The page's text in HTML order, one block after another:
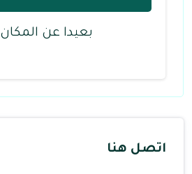
بعيدا عن المكان 5.0
اتصل هنا